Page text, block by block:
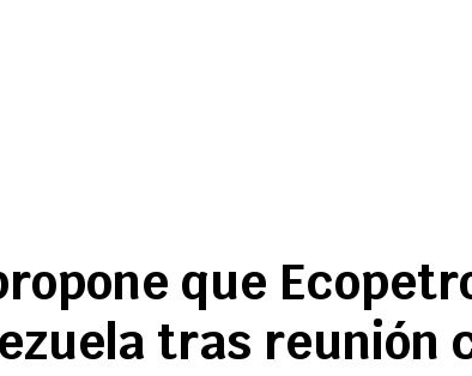
que
tras reunión